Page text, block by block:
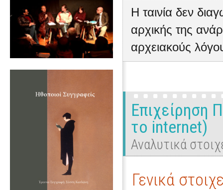
Η ταινία δεν
αρχικής της
αρχειακούς
Επιχείρηση
το internet)
Αναλυτικά
Γενικά